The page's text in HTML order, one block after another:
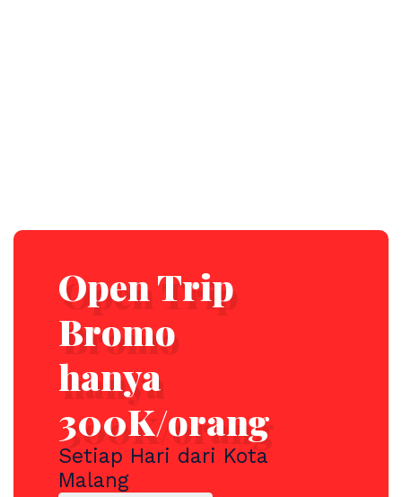
Open Trip
Bromo
hanya
300K/orang
Setiap Hari dari Kota
Malang